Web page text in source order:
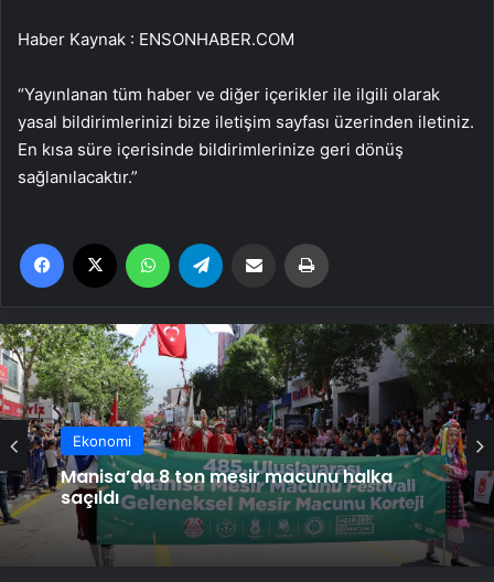
Haber Kaynak : ENSONHABER.COM
“Yayınlanan tüm haber ve diğer içerikler ile ilgili olarak
yasal bildirimlerinizi bize iletişim sayfası üzerinden iletiniz.
En kısa süre içerisinde bildirimlerinize geri dönüş
sağlanılacaktır.”
Facebook WhatsApp Email'den paylaş
Ekonomi
Ekonomi
Ankara’nın modern mirası UNESCO
listesine kaydedildi; Türkiye’nin listedeki
varlık sayısı 80 oldu